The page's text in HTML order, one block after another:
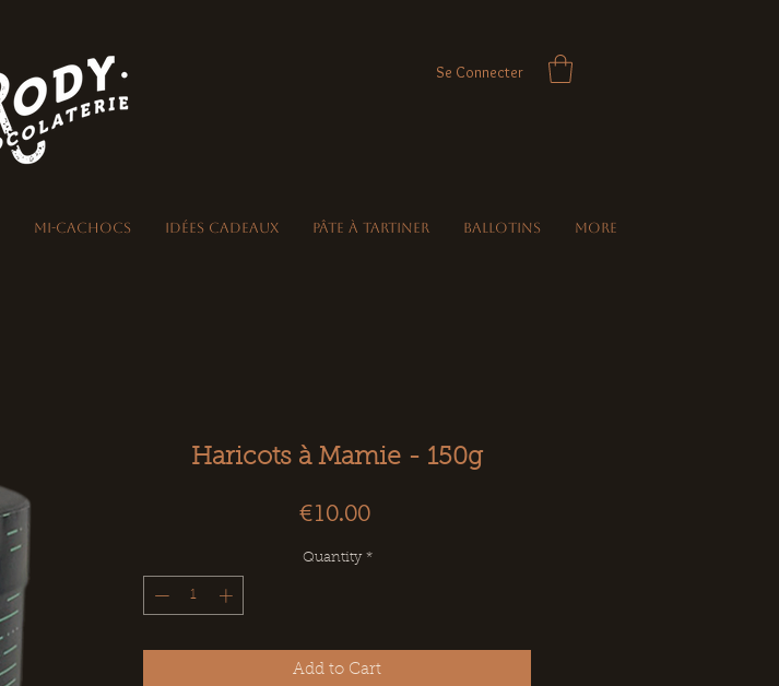
Se Connecter
Mi-Cachocs Idées Cadeaux Pâte à Tartiner Ballotins More
Haricots à Mamie - 150g
€10.00Price
Quantity *
Add to Cart